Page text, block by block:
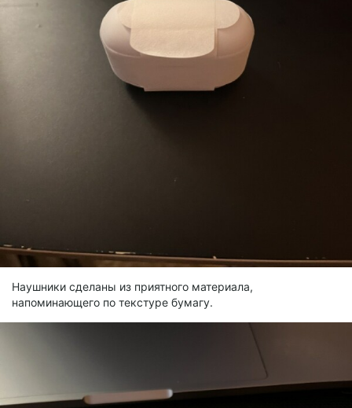
Наушники сделаны из приятного материала,
напоминающего по текстуре бумагу.